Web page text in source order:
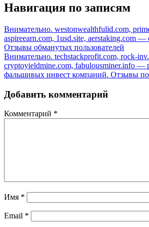
Навигация по записям
Внимательно. westonwealthfulid.com,
aspireearn.com, 1usd.site, aerstaking.com —
Отзывы обманутых пользователей
Внимательно. techstackprofit.com, rock-
cryptoyieldmine.com, fabulousminer.info —
фальшивых инвест компаний. Отзывы
Добавить комментарий
Комментарий *
Имя *
Email *